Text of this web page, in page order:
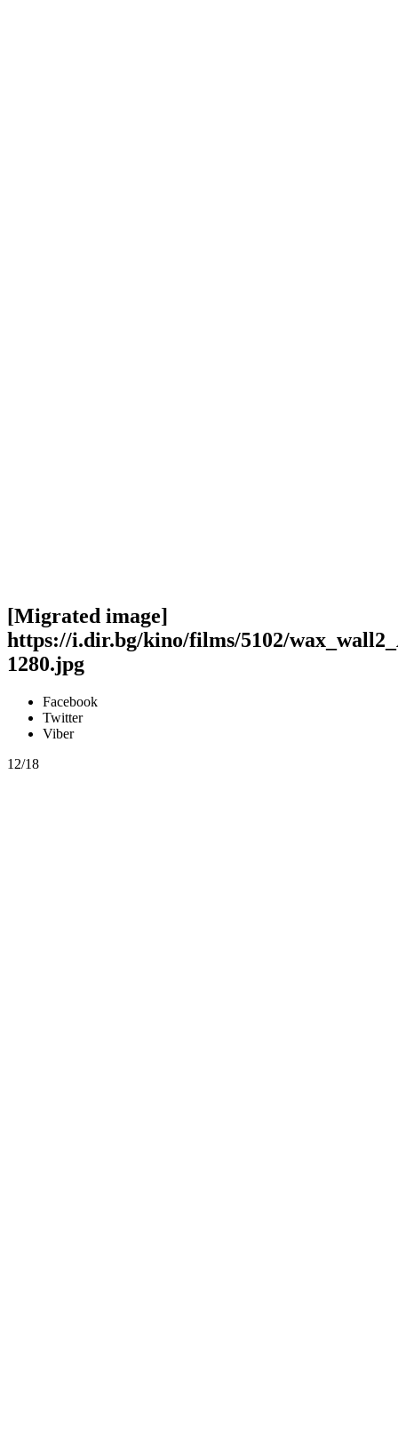
[Migrated image]
https://i.dir.bg/kino/films/5102/
1280.jpg
Facebook
Twitter
Viber
12/18